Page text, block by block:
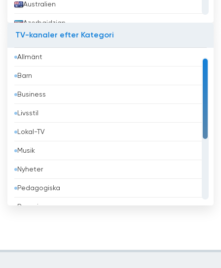
Australien
Azerbajdzjan
Bangladesh
Barbados
Belgien
Belize
Benin
Bhutan
Bolivia
Bosnien och Hercegovina
TV-kanaler efter Kategori
Allmänt
Barn
Business
Livsstil
Lokal-TV
Musik
Nyheter
Pedagogiska
Regeringen